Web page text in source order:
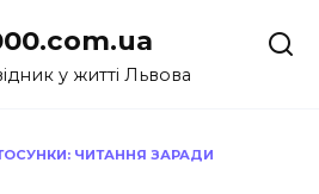
у житті Львова
ЧИТАННЯ ЗАРАДИ